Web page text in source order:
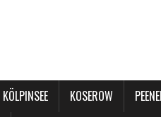
KÖLPINSEE KOSEROW